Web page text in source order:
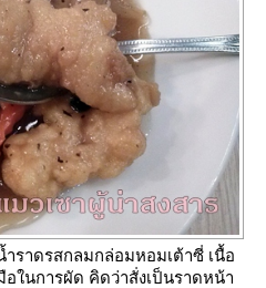
ราดรสกลมกล่อมหอมเต้าซี่ เนื้อ
ในการผัด คิดว่าสั่งเป็นราดหน้า